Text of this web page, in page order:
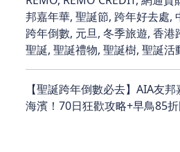
邦嘉年華, 聖誕節, 跨年好去處,
跨年倒數, 元旦, 冬季旅遊, 香港
聖誕, 聖誕禮物, 聖誕樹, 聖誕活
【聖誕跨年倒數必去】AIA友
海濱！70日狂歡攻略+早鳥85